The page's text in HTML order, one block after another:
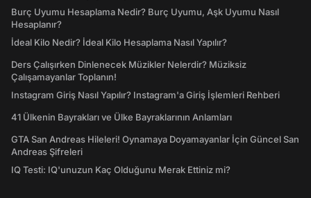
Burç Uyumu Hesaplama Nedir? Burç Uyumu, Aşk Uyumu Nasıl
Hesaplanır?
İdeal Kilo Nedir? İdeal Kilo Hesaplama Nasıl Yapılır?
Ders Çalışırken Dinlenecek Müzikler Nelerdir? Müziksiz
Çalışamayanlar Toplanın!
Instagram Giriş Nasıl Yapılır? Instagram'a Giriş İşlemleri Rehberi
41 Ülkenin Bayrakları ve Ülke Bayraklarının Anlamları
GTA San Andreas Hileleri! Oynamaya Doyamayanlar İçin Güncel San
Andreas Şifreleri
IQ Testi: IQ'unuzun Kaç Olduğunu Merak Ettiniz mi?